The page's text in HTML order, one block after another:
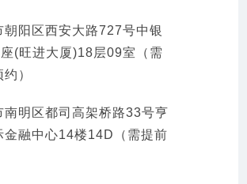
朝阳区西安大路727号中银
(旺进大厦)18层09室（需
）
南明区都司高架桥路33号亨
金融中心14楼14D（需提前